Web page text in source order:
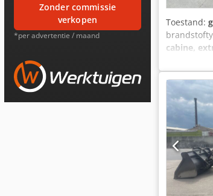
zonder commissie
verkopen
*per advertentie / maand
Toestand:
cabine,
(gelijk
John